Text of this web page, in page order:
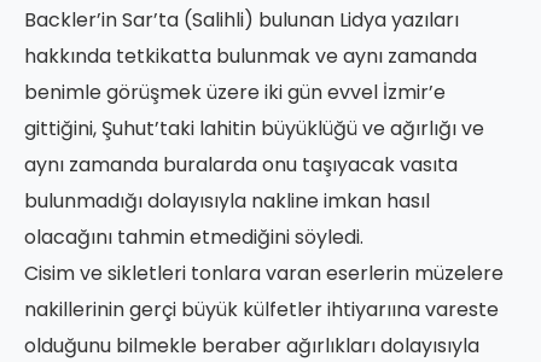
Backler’in Sar’ta (Salihli) bulunan Lidya yazıları
hakkında tetkikatta bulunmak ve aynı zamanda
benimle görüşmek üzere iki gün evvel İzmir’e
gittiğini, Şuhut’taki lahitin büyüklüğü ve ağırlığı ve
aynı zamanda buralarda onu taşıyacak vasıta
bulunmadığı dolayısıyla nakline imkan hasıl
olacağını tahmin etmediğini söyledi.
Cisim ve sikletleri tonlara varan eserlerin müzelere
nakillerinin gerçi büyük külfetler ihtiyarıına vareste
olduğunu bilmekle beraber ağırlıkları dolayısıyla